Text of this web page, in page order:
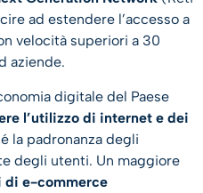
ad estendere l’accesso a
velocità superiori a 30
aziende.
digitale del Paese
l’utilizzo di internet e dei
la padronanza degli
degli utenti. Un maggiore
di e-commerce